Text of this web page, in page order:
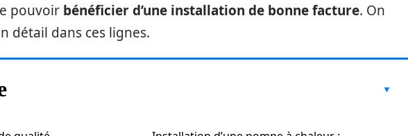
pouvoir bénéficier d’une installation de bonne facture. On
détail dans ces lignes.